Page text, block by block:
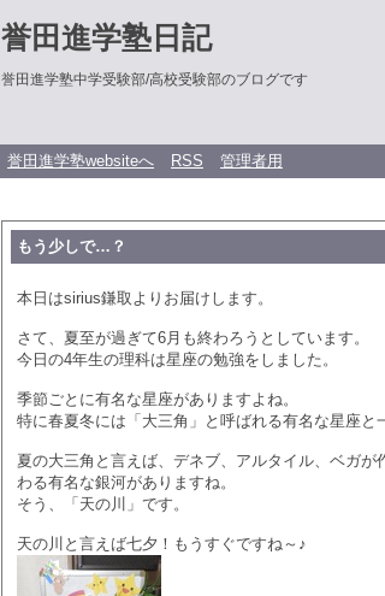
誉田進学塾日記
誉田進学塾中学受験部/高校受験部のブログです
誉田進学塾websiteへ RSS 管理者用
もう少しで…？
本日はsirius鎌取よりお届けします。
さて、夏至が過ぎて6月も終わろうとしています。
今日の4年生の理科は星座の勉強をしました。
季節ごとに有名な星座がありますよね。
特に春夏冬には「大三角」と呼ばれる有名な星座と
夏の大三角と言えば、デネブ、アルタイル、ベガが
わる有名な銀河がありますね。
そう、「天の川」です。
天の川と言えば七夕！もうすぐですね～♪